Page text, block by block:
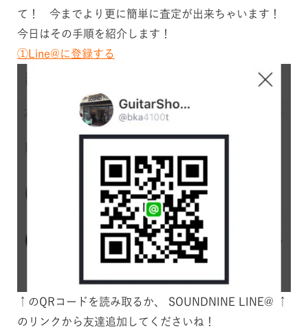
て！ 今までより更に簡単に査定が出来ちゃいます！
今日はその手順を紹介します！
①Line@に登録する
↑のQRコードを読み取るか、 SOUNDNINE LINE@ ↑
のリンクから友達追加してくださいね！